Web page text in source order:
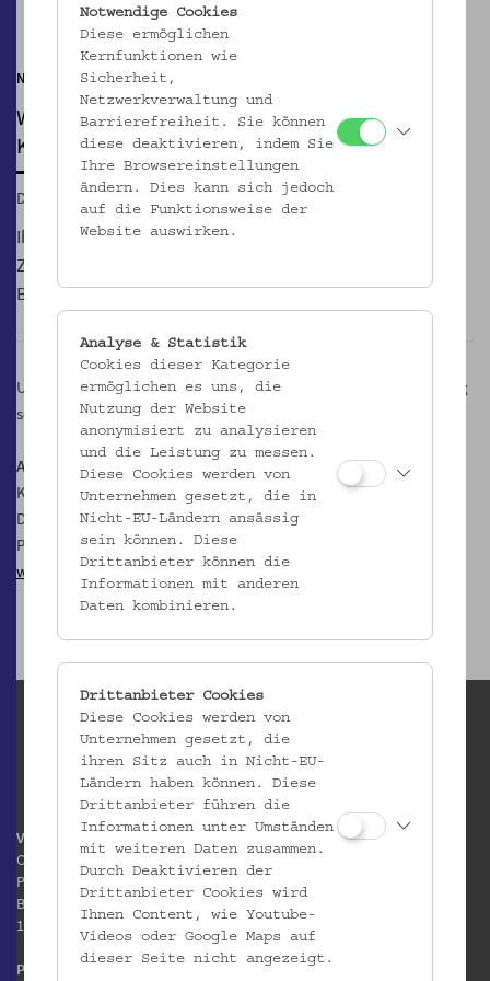
Pause
Nur für Kinder von 6 bis 10 Jahren
WINTERFERIENSPIEL
Kommt in die Zuckerbäckerei!
Di, 27.12.2016, 10:00 – 13:00
Ihr erfahrt Spannendes über die Arbeit der Lebzelter und
Zuckerbäcker in früheren Zeiten, seht alte Model und
Backformen und designt eigene Keksausstecher.
Und dann Ärmel hoch und Muskeln raus! Wir kneten duftenden Teig
sowie Marzipan und backen leckere Lebkuchen.
Anmeldung erforderlich!
Kosten € 10,- / ermäßigt € 5,- pro Person
Die Veranstaltung findet im Rahmen des wienXtra-kinderaktiv-
Programms statt.
www.ferienspiel.at
Volkskundemuseum Wien
Otto Wagner Areal
Pavillon 1
Baumgartner Höhe 1
1140 Wien
Postanschrift:
Notwendige Cookies
Diese ermöglichen
Kernfunktionen wie
Sicherheit,
Netzwerkverwaltung und
Barrierefreiheit. Sie können
diese deaktivieren, indem Sie
Ihre Browsereinstellungen
ändern. Dies kann sich jedoch
auf die Funktionsweise der
Website auswirken.
Analyse & Statistik
Cookies dieser Kategorie
ermöglichen es uns, die
Nutzung der Website
anonymisiert zu analysieren
und die Leistung zu messen.
Diese Cookies werden von
Unternehmen gesetzt, die in
Nicht-EU-Ländern ansässig
sein können. Diese
Drittanbieter können die
Informationen mit anderen
Daten kombinieren.
Drittanbieter Cookies
Diese Cookies werden von
Unternehmen gesetzt, die
ihren Sitz auch in Nicht-EU-
Ländern haben können. Diese
Drittanbieter führen die
Informationen unter Umständen
mit weiteren Daten zusammen.
Durch Deaktivieren der
Drittanbieter Cookies wird
Ihnen Content, wie Youtube-
Videos oder Google Maps auf
dieser Seite nicht angezeigt.